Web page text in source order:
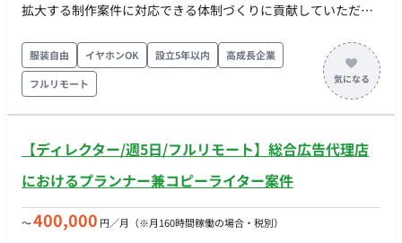
拡大する制作案件に対応できる体制づくりに貢献していただく
ティブ制作】 ・パチンコホール向けポスター制作 ・販促物デザ
イン制作 ・広告バナー制作 ・静止画クリエイティブ制作 【動
画クリエイティブ制作】 ・広告動画制作 ・After Effectsを用い
たアニメーション制作（可能な方歓迎） ■働き方 ・稼働量：週
服装自由 イヤホンOK 設立5年以内
高成長企業
フルリモート
【ディレクター/週5日/フルリモート】総合広告代理店
におけるプランナー兼コピーライター案件
〜400,000 円／月 （※月160時間稼働の場合・税別）